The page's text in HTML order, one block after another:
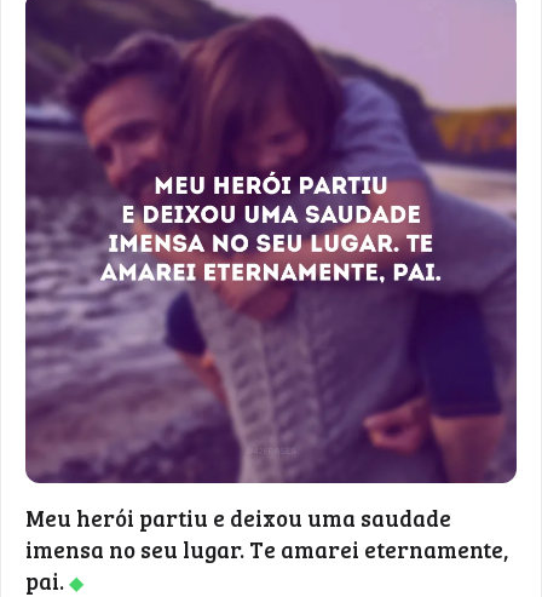
Meu herói partiu e deixou uma saudade
imensa no seu lugar. Te amarei eternamente,
pai.◆